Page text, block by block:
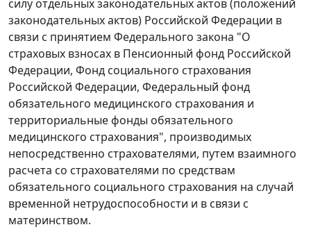
силу отдельных законодательных актов (положений
законодательных актов) Российской Федерации в
связи с принятием Федерального закона "О
страховых взносах в Пенсионный фонд Российской
Федерации, Фонд социального страхования
Российской Федерации, Федеральный фонд
обязательного медицинского страхования и
территориальные фонды обязательного
медицинского страхования", производимых
непосредственно страхователями, путем взаимного
расчета со страхователями по средствам
обязательного социального страхования на случай
временной нетрудоспособности и в связи с
материнством.